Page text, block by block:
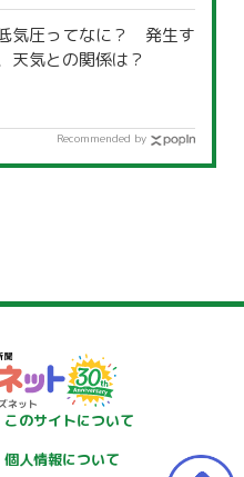
気圧ってなに？ 発生す
天気との関係は？
Recommended by
このサイトについて
個人情報について